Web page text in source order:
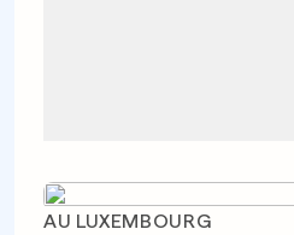
AU LUXEMBOURG